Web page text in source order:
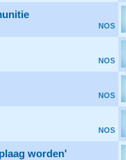
NOS
NOS
NOS
NOS
worden'